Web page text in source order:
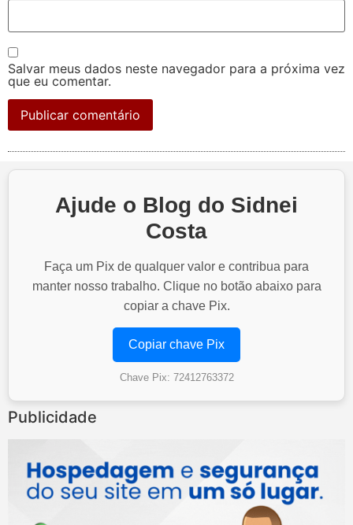
Salvar meus dados neste navegador para a próxima vez
que eu comentar.
Ajude o Blog do Sidnei
Costa
Faça um Pix de qualquer valor e contribua para
manter nosso trabalho. Clique no botão abaixo para
copiar a chave Pix.
Copiar chave Pix
Chave Pix: 72412763372
Publicidade